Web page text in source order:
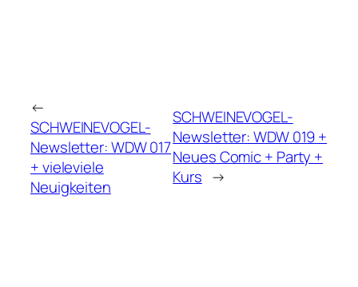
←
SCHWEINEVOGEL-
Newsletter: WDW 017
+ vieleviele
Neuigkeiten
SCHWEINEVOGEL-
Newsletter: WDW 019 +
Neues Comic + Party +
Kurs →